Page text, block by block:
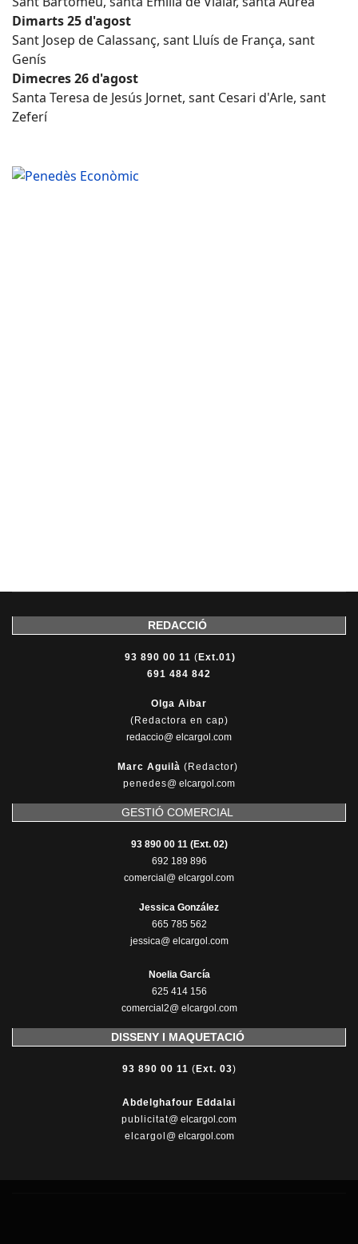
Dimarts 25 d'agost
Sant Josep de Calassanç, sant Lluís de França, sant
Genís
Dimecres 26 d'agost
Santa Teresa de Jesús Jornet, sant Cesari d'Arle, sant
Zeferí
REDACCIÓ
93 890 00 11 ( Ext.01)
691 484 842
Olga Aibar
(Redactora en cap)
redaccio@ elcargol.com
Marc Aguilà (Redactor)
penedes@ elcargol.com
GESTIÓ COMERCIAL
93 890 00 11 (Ext. 02)
692 189 896
comercial@ elcargol.com
Jessica González
665 785 562
jessica@ elcargol.com
Noelia García
625 414 156
comercial2@ elcargol.com
DISSENY I MAQUETACIÓ
93 890 00 11 ( Ext. 03)
Abdelghafour Eddalai
publicitat@ elcargol.com
elcargol @ elcargol.com